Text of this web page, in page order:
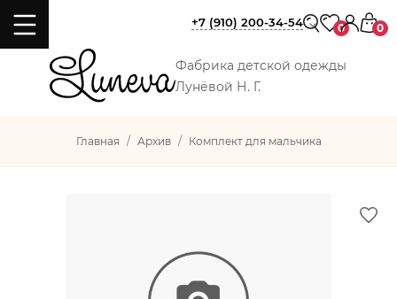
Фабрика детской одежды
Лунёвой Н. Г.
+7 (910) 200-34-54 0 0
Главная Архив Комплект для мальчика